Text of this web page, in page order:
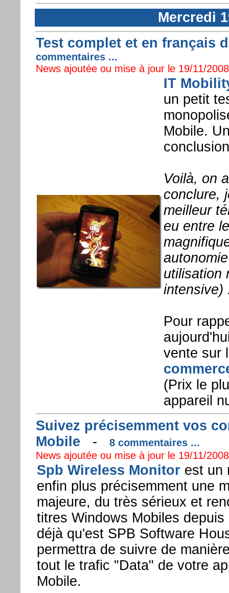
Mercredi
Test complet et en français
commentaires ...
News ajoutée ou mise à jour le 19/11/
IT
un petit
Mobile.
Voilà, on
conclure,
meilleur
eu entre
utilisation
intensive)
Pour
vente sur
(Prix le
appareil
Suivez précisemment vos
Mobile -
8 commentaires ...
News ajoutée ou mise à jour le 19/11/
Spb Wireless Monitor est un
enfin plus précisemment une
majeure, du très sérieux et
titres Windows Mobiles
déjà qu'est SPB Software
permettra de suivre de
tout le trafic "Data" de votre
Mobile.